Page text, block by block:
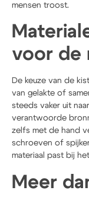
mensen troost.
voor de
De keuze van de
van gelakte of
steeds vaker uit
verantwoorde
zelfs met de hand
schroeven of
materiaal past bij
Meer